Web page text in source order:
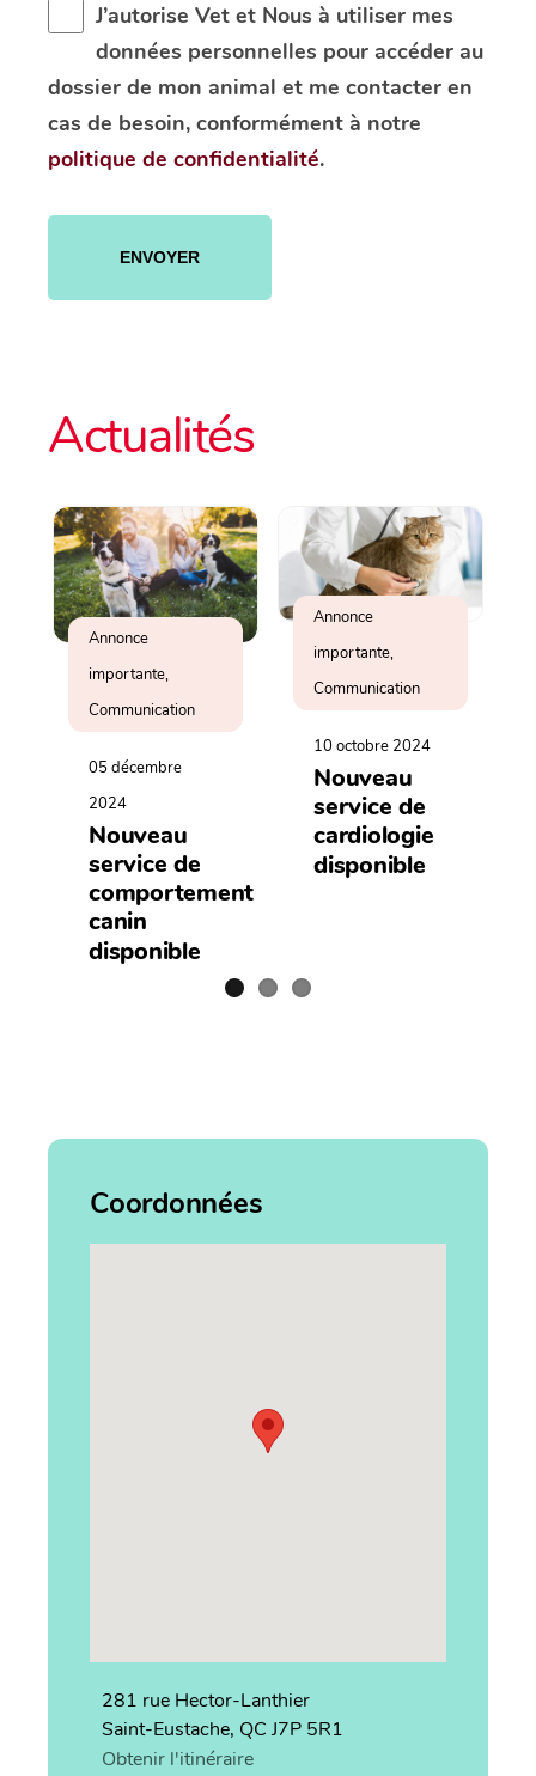
J’autorise Vet et Nous à utiliser mes
données personnelles pour accéder au
dossier de mon animal et me contacter en
cas de besoin, conformément à notre
politique de confidentialité.
ce
Actualités
Annonce
importante,
Communication
05 décembre
2024
Nouveau
service de
comportement
canin
disponible
Annonce
importante,
Communication
10 octobre 2024
Nouveau
service de
cardiologie
disponible
Coordonnées
281 rue Hector-Lanthier
Saint-Eustache, QC J7P 5R1
Obtenir l'itinéraire